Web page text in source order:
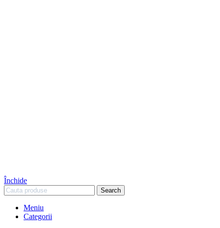
Închide
Search
Meniu
Categorii